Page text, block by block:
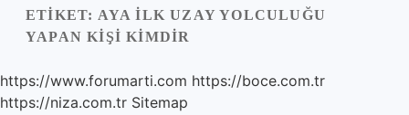
Yasal Uyarı
ETIKET: AYA ILK UZAY YOLCULUĞU
YAPAN KIŞI KIMDIR
https://www.forumarti.com https://boce.com.tr
https://niza.com.tr Sitemap